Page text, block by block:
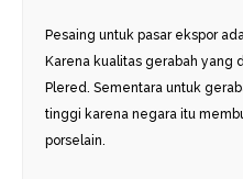
Pesaing untuk pasar ekspor
Karena kualitas gerabah yang
Plered. Sementara untuk
tinggi karena negara itu
porselain.